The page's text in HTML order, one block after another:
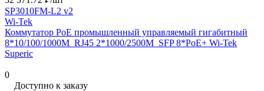
SP3010FM-L2 v2
Wi-Tek
Коммутатор PoE промышленный управляемый гигабитный
8*10/100/1000M_RJ45 2*1000/2500M_SFP 8*PoE+ Wi-Tek
Superic
0
Доступно к заказу